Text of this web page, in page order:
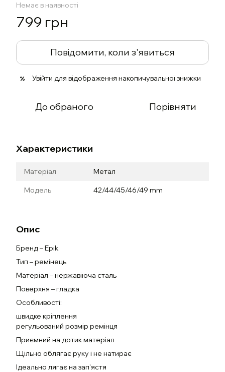
Немає в наявності
799 грн
Повідомити, коли з'явиться
% Увійти для відображення накопичувальної знижки
До обраного Порівняти
Характеристики
Матеріал Метал
Модель 42/44/45/46/49 mm
Опис
Бренд – Epik
Тип – ремінець
Матеріал – нержавіюча сталь
Поверхня – гладка
Особливості:
швидке кріплення
регульований розмір ремінця
Приємний на дотик матеріал
Щільно облягає руку і не натирає
Ідеально лягає на зап'ястя